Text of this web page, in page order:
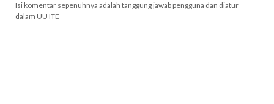
Isi komentar sepenuhnya adalah tanggung jawab pengguna dan diatur
dalam UU ITE